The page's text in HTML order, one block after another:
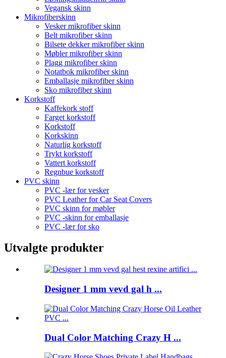
Vegansk skinn
Mikrofiberskinn
Vesker mikrofiber skinn
Belt mikrofiber skinn
Bilsete dekker mikrofiber skinn
Møbler mikrofiber skinn
Plagg mikrofiber skinn
Notatbok mikrofiber skinn
Emballasje mikrofiber skinn
Sko mikrofiber skinn
Korkstoff
Kaffekork stoff
Farget korkstoff
Korkstoff
Korkskinn
Naturlig korkstoff
Trykt korkstoff
Vattert korkstoff
Regnbue korkstoff
PVC skinn
PVC -lær for vesker
PVC Leather for Car Seat Covers
PVC skinn for møbler
PVC -skinn for emballasje
PVC -lær for sko
Utvalgte produkter
Designer 1 mm vevd gal h ...
Dual Color Matching Crazy H ...